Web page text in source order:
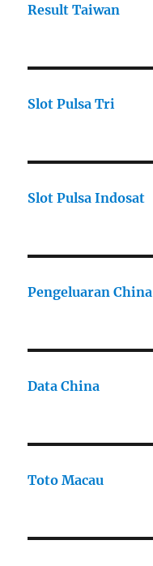
Result Taiwan
Slot Pulsa Tri
Slot Pulsa Indosat
Pengeluaran China
Data China
Toto Macau